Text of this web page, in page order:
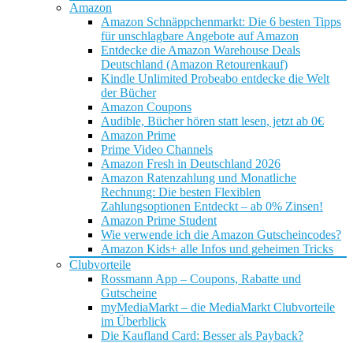
Amazon
Amazon Schnäppchenmarkt: Die 6 besten Tipps
für unschlagbare Angebote auf Amazon
Entdecke die Amazon Warehouse Deals
Deutschland (Amazon Retourenkauf)
Kindle Unlimited Probeabo entdecke die Welt
der Bücher
Amazon Coupons
Audible, Bücher hören statt lesen, jetzt ab 0€
Amazon Prime
Prime Video Channels
Amazon Fresh in Deutschland 2026
Amazon Ratenzahlung und Monatliche
Rechnung: Die besten Flexiblen
Zahlungsoptionen Entdeckt – ab 0% Zinsen!
Amazon Prime Student
Wie verwende ich die Amazon Gutscheincodes?
Amazon Kids+ alle Infos und geheimen Tricks
Clubvorteile
Rossmann App – Coupons, Rabatte und
Gutscheine
myMediaMarkt – die MediaMarkt Clubvorteile
im Überblick
Die Kaufland Card: Besser als Payback?